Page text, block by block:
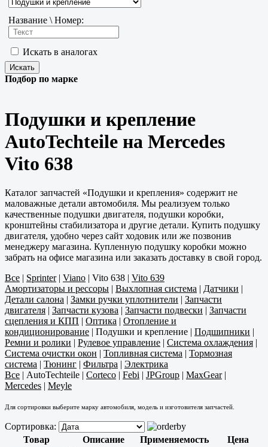
Название \ Номер:
Искать в аналогах
Подбор по марке
Подушки и крепление
AutoTechteile на Mercedes
Vito 638
Каталог запчастей «Подушки и крепления» содержит не
маловажные детали автомобиля. Мы реализуем только
качественные подушки двигателя, подушки коробки,
кронштейны стабилизатора и другие детали. Купить подушку
двигателя, удобно через сайт ходовик или же позвонив
менеджеру магазина. Купленную подушку коробки можно
забрать на офисе магазина или заказать доставку в свой город.
Все | Sprinter| Viano | Vito 638 | Vito 639
Амортизаторы и рессоры | Выхлопная система | Датчики |
Детали салона | Замки ручки уплотнители | Запчасти
двигателя | Запчасти кузова | Запчасти подвески | Запчасти
сцепления и КПП | Оптика | Отопление и
кондиционирование | Подушки и крепление | Подшипники |
Ремни и ролики | Рулевое управление | Система охлаждения |
Система очистки окон | Топливная система | Тормозная
система | Тюнинг | Фильтра | Электрика
Все | AutoTechteile | Corteco | Febi | JPGroup | MaxGear|
Mercedes | Meyle
Для сортировки выберите марку автомобиля, модель и изготовителя запчастей.
Сортировка:
Товар
Описание Применяемость
Цена